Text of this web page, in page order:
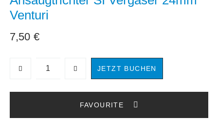
Venturi
7,50 €
JETZT BUCHEN